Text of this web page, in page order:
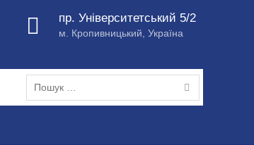
пр. Університетський 5/2
м. Кропивницький, Україна
Пошук: